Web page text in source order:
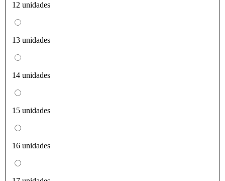
12 unidades
13 unidades
14 unidades
15 unidades
16 unidades